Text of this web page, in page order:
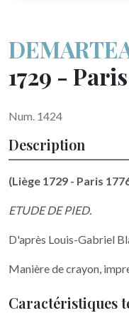
1729 - Paris
Num. 1424
Description
(Liège 1729 - Paris
ETUDE DE PIED.
D'après Louis-Gabriel
Manière de crayon,
Caractéristiques